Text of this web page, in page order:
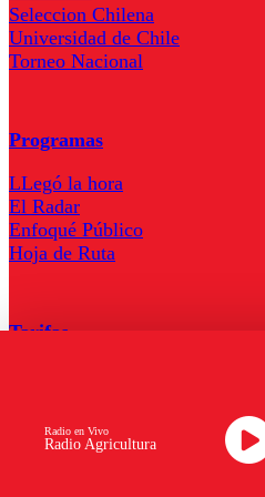
Radio Agricultura
Radio en Vivo
Seleccion Chilena
Universidad de Chile
Torneo Nacional
Programas
LLegó la hora
El Radar
Enfoqué Público
Hoja de Ruta
Tarifas